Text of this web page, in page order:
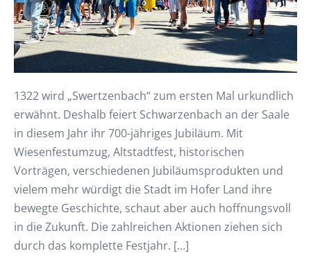
1322 wird „Swertzenbach“ zum ersten Mal urkundlich
erwähnt. Deshalb feiert Schwarzenbach an der Saale
in diesem Jahr ihr 700-jähriges Jubiläum. Mit
Wiesenfestumzug, Altstadtfest, historischen
Vorträgen, verschiedenen Jubiläumsprodukten und
vielem mehr würdigt die Stadt im Hofer Land ihre
bewegte Geschichte, schaut aber auch hoffnungsvoll
in die Zukunft. Die zahlreichen Aktionen ziehen sich
durch das komplette Festjahr. […]